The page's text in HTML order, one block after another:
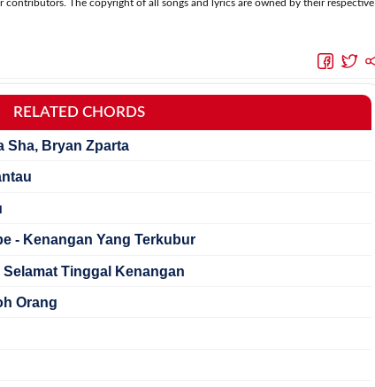
The copyright of all songs and lyrics are owned by their respective
RELATED CHORDS
Sha, Bryan Zparta
- Kenangan Yang Terkubur
Tinggal Kenangan
Orang